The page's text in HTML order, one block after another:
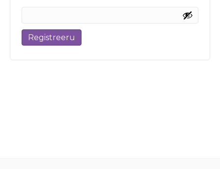
Registreeru